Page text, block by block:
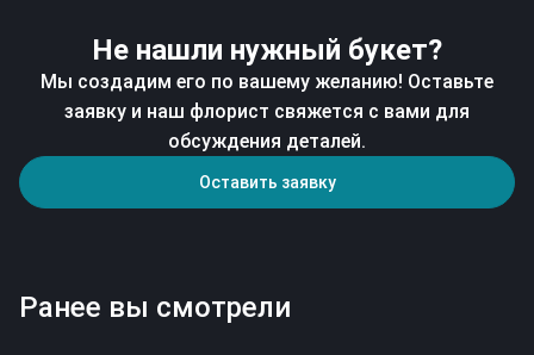
Не нашли нужный букет?
Мы создадим его по вашему желанию! Оставьте
заявку и наш флорист свяжется с вами для
обсуждения деталей.
Оставить заявку
Ранее вы смотрели